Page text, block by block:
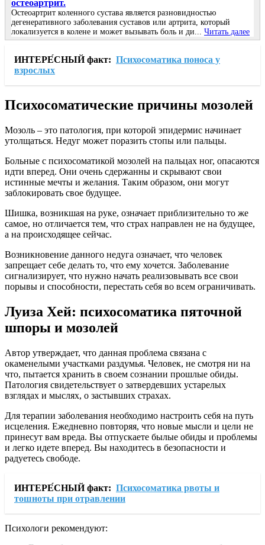
остеоартрит.
Остеоартрит коленного сустава является разновидностью
дегенеративного заболевания суставов или артрита, который
локализуется в колене и может вызывать боль и ди... Читать далее
ИНТЕРЕ́СНЫЙ факт: Психосоматика поноса у
взрослых
Психосоматические причины мозолей
Мозоль – это патология, при которой эпидермис начинает
утолщаться. Недуг может поразить стопы или пальцы.
Больные с психосоматикой мозолей на пальцах ног, опасаются
идти вперед. Они очень сдержанны и скрывают свои
истинные мечты и желания. Таким образом, они могут
заблокировать свое будущее.
Шишка, возникшая на руке, означает приблизительно то же
самое, но отличается тем, что страх направлен не на будущее,
а на происходящее сейчас.
Возникновение данного недуга означает, что человек
запрещает себе делать то, что ему хочется. Заболевание
сигнализирует, что нужно начать реализовывать все свои
порывы и способности, перестать себя во всем ограничивать.
Луиза Хей: психосоматика пяточной
шпоры и мозолей
Автор утверждает, что данная проблема связана с
окаменелыми участками раздумья. Человек, не смотря ни на
что, пытается хранить в своем сознании прошлые обиды.
Патология свидетельствует о затвердевших устарелых
взглядах и мыслях, о застывших страхах.
Для терапии заболевания необходимо настроить себя на путь
исцеления. Ежедневно повторяя, что новые мысли и цели не
принесут вам вреда. Вы отпускаете былые обиды и проблемы
и легко идете вперед. Вы находитесь в безопасности и
радуетесь свободе.
ИНТЕРЕ́СНЫЙ факт: Психосоматика рвоты и
тошноты при отравлении
Психологи рекомендуют: